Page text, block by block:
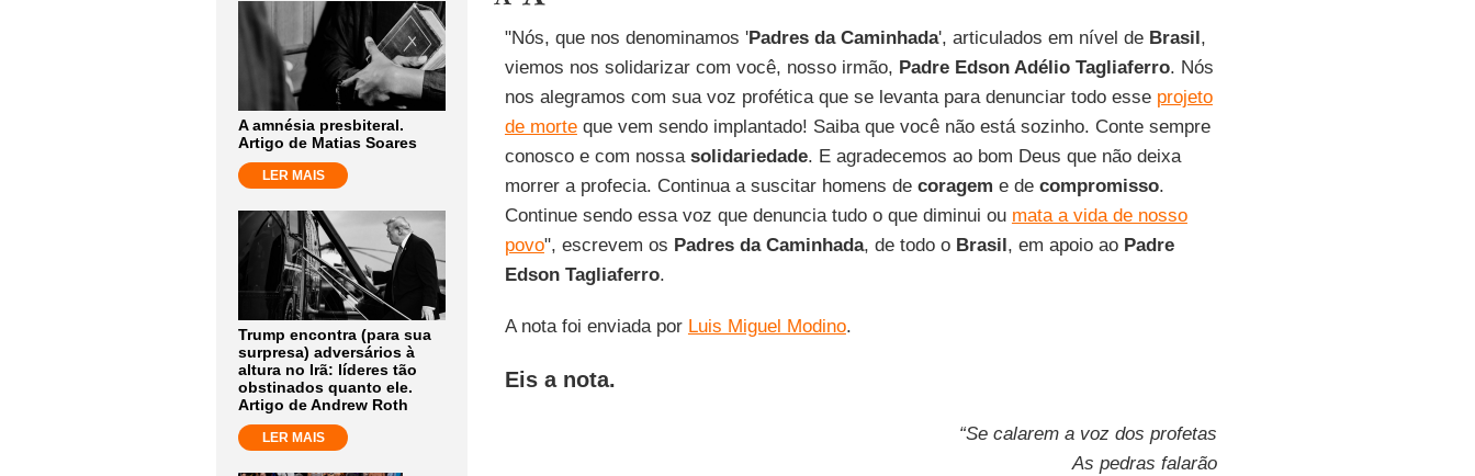
A amnésia presbiteral.
Artigo de Matias Soares
LER MAIS
Trump encontra (para sua
surpresa) adversários à
altura no Irã: líderes tão
obstinados quanto ele.
Artigo de Andrew Roth
LER MAIS
"Nós, que nos denominamos 'Padres da Caminhada', articulados em nível de Brasil,
viemos nos solidarizar com você, nosso irmão, Padre Edson Adélio Tagliaferro. Nós
nos alegramos com sua voz profética que se levanta para denunciar todo esse projeto
de morteque vem sendo implantado! Saiba que você não está sozinho. Conte sempre
conosco e com nossa solidariedade. E agradecemos ao bom Deus que não deixa
morrer a profecia. Continua a suscitar homens de coragem e de compromisso.
Continue sendo essa voz que denuncia tudo o que diminui ou mata a vida de nosso
povo", escrevem os Padres da Caminhada, de todo o Brasil, em apoio ao Padre
Edson Tagliaferro.
A nota foi enviada por Luis Miguel Modino.
Eis a nota.
“Se calarem a voz dos profetas
As pedras falarão